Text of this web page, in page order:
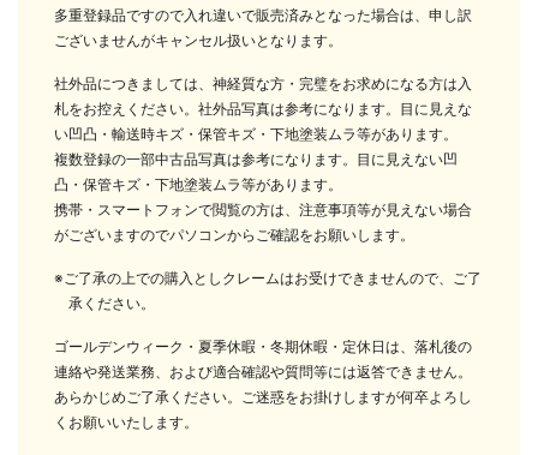
多重登録品ですので入れ違いで販売済みとなった場合は、申し訳
ございませんがキャンセル扱いとなります。
社外品につきましては、神経質な方・完璧をお求めになる方は入
札をお控えください。社外品写真は参考になります。目に見えな
い凹凸・輸送時キズ・保管キズ・下地塗装ムラ等があります。
複数登録の一部中古品写真は参考になります。目に見えない凹
凸・保管キズ・下地塗装ムラ等があります。
携帯・スマートフォンで閲覧の方は、注意事項等が見えない場合
がございますのでパソコンからご確認をお願いします。
※ご了承の上での購入としクレームはお受けできませんので、ご了
承ください。
ゴールデンウィーク・夏季休暇・冬期休暇・定休日は、落札後の
連絡や発送業務、および適合確認や質問等には返答できません。
あらかじめご了承ください。ご迷惑をお掛けしますが何卒よろし
くお願いいたします。